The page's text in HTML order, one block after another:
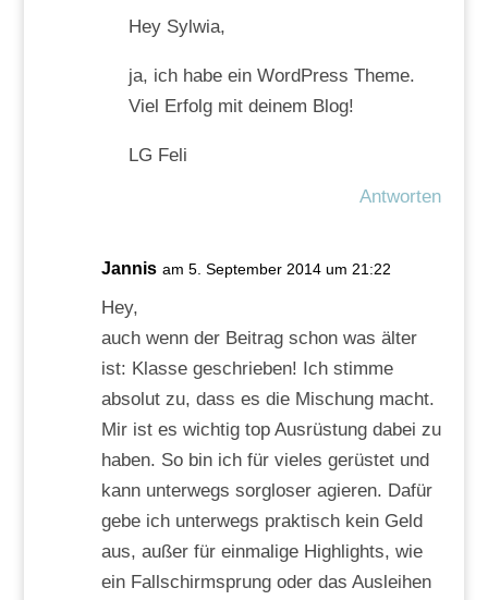
Hey Sylwia,
ja, ich habe ein WordPress Theme.
Viel Erfolg mit deinem Blog!
LG Feli
Antworten
Jannis am 5. September 2014 um 21:22
Hey,
auch wenn der Beitrag schon was älter
ist: Klasse geschrieben! Ich stimme
absolut zu, dass es die Mischung macht.
Mir ist es wichtig top Ausrüstung dabei zu
haben. So bin ich für vieles gerüstet und
kann unterwegs sorgloser agieren. Dafür
gebe ich unterwegs praktisch kein Geld
aus, außer für einmalige Highlights, wie
ein Fallschirmsprung oder das Ausleihen